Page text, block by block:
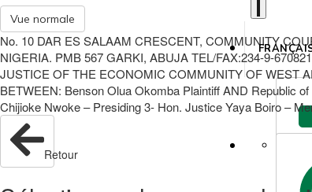
Vue normale
No. 10 DAR ES SALAAM CRESCENT, COMMUNITY
NIGERIA. PMB 567 GARKI, ABUJA TEL/FAX:234-9-
JUSTICE OF THE ECONOMIC COMMUNITY OF WEST
BETWEEN: Benson Olua Okomba Plaintiff AND Republic
Chijioke Nwoke – Presiding 3- Hon. Justice Yaya Boiro –
Retour